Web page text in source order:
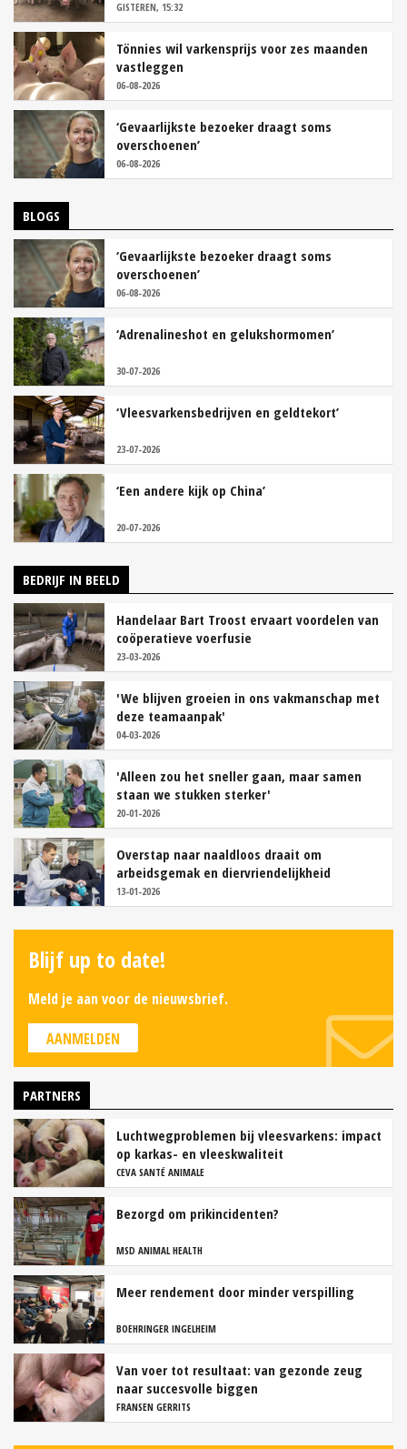
GISTEREN, 15:32
Tönnies wil varkensprijs voor zes maanden
vastleggen
06-08-2026
‘Gevaarlijkste bezoeker draagt soms
overschoenen’
06-08-2026
BLOGS
‘Gevaarlijkste bezoeker draagt soms
overschoenen’
06-08-2026
‘Adrenalineshot en gelukshormomen’
30-07-2026
‘Vleesvarkensbedrijven en geldtekort’
23-07-2026
‘Een andere kijk op China’
20-07-2026
BEDRIJF IN BEELD
Handelaar Bart Troost ervaart voordelen van
coöperatieve voerfusie
23-03-2026
'We blijven groeien in ons vakmanschap met
deze teamaanpak'
04-03-2026
'Alleen zou het sneller gaan, maar samen
staan we stukken sterker'
20-01-2026
Overstap naar naaldloos draait om
arbeidsgemak en diervriendelijkheid
13-01-2026
Blijf up to date!
Meld je aan voor de nieuwsbrief.
AANMELDEN
PARTNERS
Luchtwegproblemen bij vleesvarkens: impact
op karkas- en vleeskwaliteit
CEVA SANTÉ ANIMALE
Bezorgd om prikincidenten?
MSD ANIMAL HEALTH
Meer rendement door minder verspilling
BOEHRINGER INGELHEIM
Van voer tot resultaat: van gezonde zeug
naar succesvolle biggen
FRANSEN GERRITS